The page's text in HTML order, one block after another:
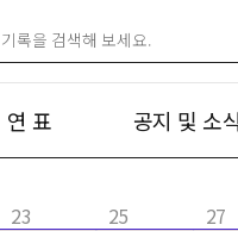
연 표 공지 및 소식
23 25 27